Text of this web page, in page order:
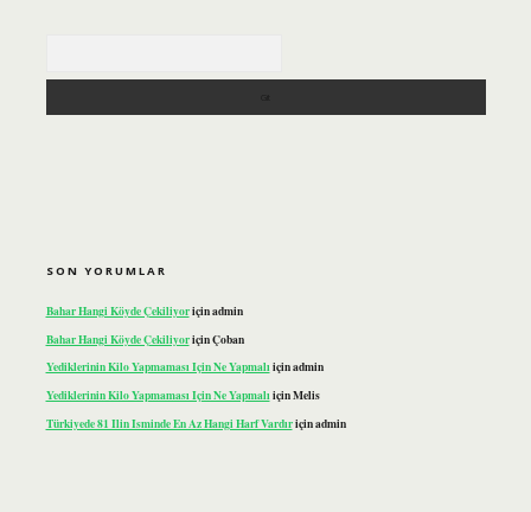
SON YORUMLAR
Bahar Hangi Köyde Çekiliyoriçinadmin
Bahar Hangi Köyde ÇekiliyoriçinÇoban
Yediklerinin Kilo Yapmaması Için Ne Yapmalıiçinadmin
Yediklerinin Kilo Yapmaması Için Ne YapmalıiçinMelis
Türkiyede 81 Ilin Isminde En Az Hangi Harf Vardıriçinadmin